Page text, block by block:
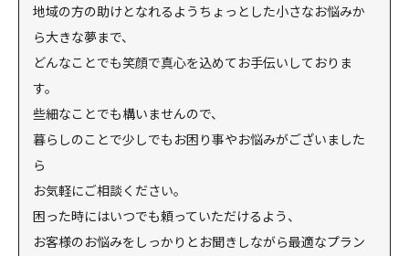
地域の方の助けとなれるようちょっとした小さなお悩みか
ら大きな夢まで、
どんなことでも笑顔で真心を込めてお手伝いしておりま
す。
些細なことでも構いませんので、
暮らしのことで少しでもお困り事やお悩みがございました
ら
お気軽にご相談ください。
困った時にはいつでも頼っていただけるよう、
お客様のお悩みをしっかりとお聞きしながら最適なプラン